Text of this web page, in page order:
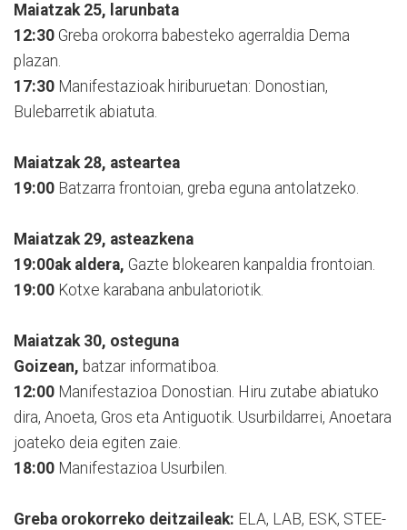
Maiatzak 25, larunbata
12:30 Greba orokorra babesteko agerraldia Dema
plazan.
17:30 Manifestazioak hiriburuetan: Donostian,
Bulebarretik abiatuta.
Maiatzak 28, asteartea
19:00 Batzarra frontoian, greba eguna antolatzeko.
Maiatzak 29, asteazkena
19:00ak aldera, Gazte blokearen kanpaldia frontoian.
19:00 Kotxe karabana anbulatoriotik.
Maiatzak 30, osteguna
Goizean, batzar informatiboa.
12:00 Manifestazioa Donostian. Hiru zutabe abiatuko
dira, Anoeta, Gros eta Antiguotik. Usurbildarrei, Anoetara
joateko deia egiten zaie.
18:00 Manifestazioa Usurbilen.
Greba orokorreko deitzaileak: ELA, LAB, ESK, STEE-